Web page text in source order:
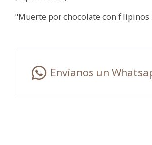
"Muerte por chocolate con filipinos
Envíanos un